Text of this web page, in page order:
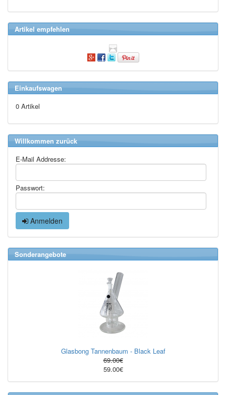
Artikel empfehlen
Einkaufswagen
0 Artikel
Willkommen zurück
E-Mail Addresse:
Passwort:
Anmelden
Sonderangebote
Glasbong Tannenbaum - Black Leaf
69.00€
59.00€